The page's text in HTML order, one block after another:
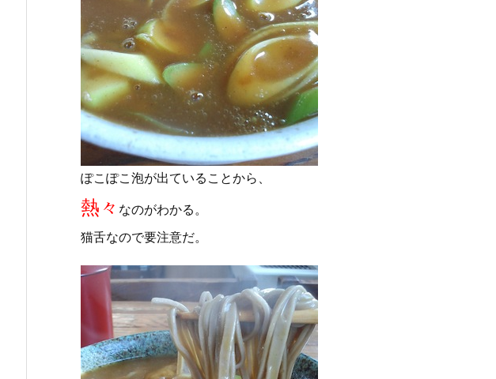
ぽこぽこ泡が出ていることから、
熱々 なのがわかる。
猫舌なので要注意だ。